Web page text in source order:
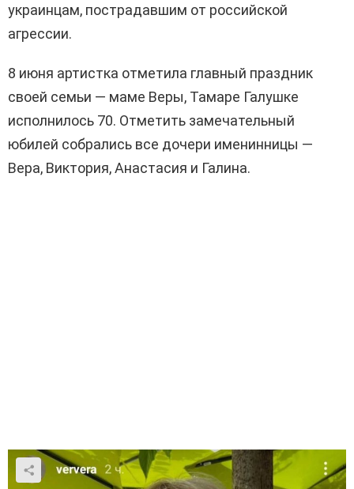
украинцам, пострадавшим от российской
агрессии.
8 июня артистка отметила главный праздник
своей семьи — маме Веры, Тамаре Галушке
исполнилось 70. Отметить замечательный
юбилей собрались все дочери именинницы —
Вера, Виктория, Анастасия и Галина.